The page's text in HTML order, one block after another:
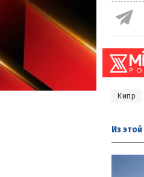
Кипр
Из этой